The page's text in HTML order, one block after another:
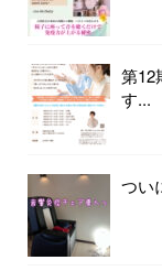
第12
す...
つい